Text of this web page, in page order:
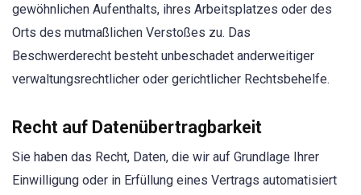
gewöhnlichen Aufenthalts, ihres Arbeitsplatzes oder des
Orts des mutmaßlichen Verstoßes zu. Das
Beschwerderecht besteht unbeschadet anderweitiger
verwaltungsrechtlicher oder gerichtlicher Rechtsbehelfe.
Recht auf Daten­übertrag­barkeit
Sie haben das Recht, Daten, die wir auf Grundlage Ihrer
Einwilligung oder in Erfüllung eines Vertrags automatisiert